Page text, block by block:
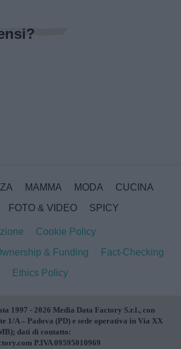
MAMMA MODA
CUCINA
FOTO & VIDEO SPICY
Cookie Policy
& Funding
Fact-Checking
Ethics Policy
1997 - 2026 Media Data Factory S.r.l., con
1/A – Padova (PD) e sede operativa in Via XX
dati di contatto:
P.IVA 09595010969